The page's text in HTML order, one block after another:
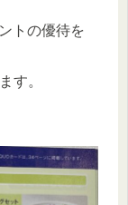
トの優待を
す。